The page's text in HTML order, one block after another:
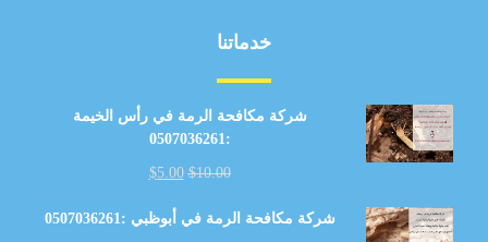
خدماتنا
شركة مكافحة الرمة في رأس الخيمة
:0507036261
$10.00
$5.00
شركة مكافحة الرمة في أبوظبي :0507036261